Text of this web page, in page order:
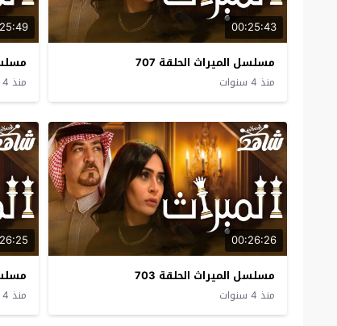
00:25:43
مسلسل الميراث الحلقة 707
منذ 4 سنوات منذ 4 سنوات
00:26:26
مسلسل الميراث الحلقة 703
منذ 4 سنوات منذ 4 سنوات